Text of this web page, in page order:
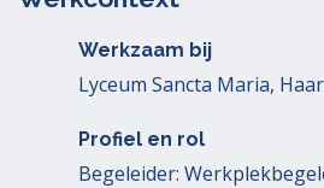
Werkzaam bij
Lyceum Sancta Maria,
Profiel en rol
Begeleider: